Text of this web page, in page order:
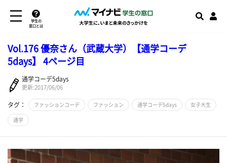
学生の
窓口とは
Vol.176 優奈さん（武蔵大学）【通学コーデ
5days】 4ページ目
通学コーデ5days
更新:2017/06/06
タグ： ファッションコーデ ファッション 通学コーデ5days 女子大生
通学